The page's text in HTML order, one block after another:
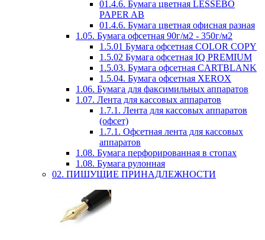
01.4.6. Бумага цветная LESSEBO
PAPER AB
01.4.6. Бумага цветная офисная разная
1.05. Бумага офсетная 90г/м2 - 350г/м2
1.5.01 Бумага офсетная COLOR COPY
1.5.02 Бумага офсетная IQ PREMIUM
1.5.03. Бумага офсетная CARTBLANK
1.5.04. Бумага офсетная XEROX
1.06. Бумага для факсимильных аппаратов
1.07. Лента для кассовых аппаратов
1.7.1. Лента для кассовых аппаратов
(офсет)
1.7.1. Офсетная лента для кассовых
аппаратов
1.08. Бумага перфорированная в стопах
1.08. Бумага рулонная
02. ПИШУЩИЕ ПРИНАДЛЕЖНОСТИ